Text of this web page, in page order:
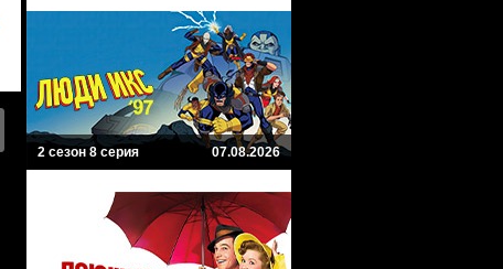
2 сезон 8 серия 07.08.2026